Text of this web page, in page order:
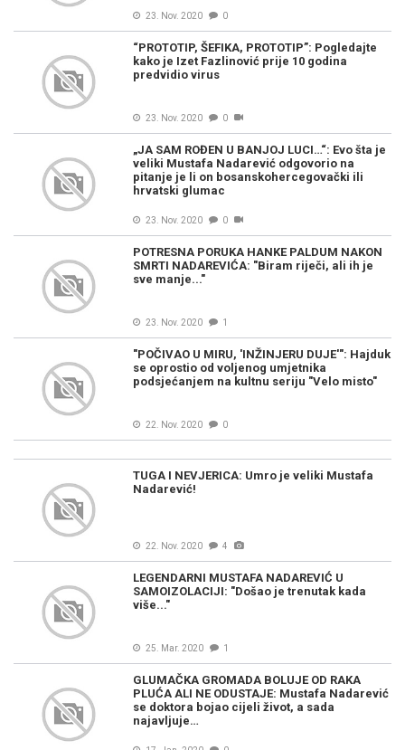
23. Nov. 2020 0
“PROTOTIP, ŠEFIKA, PROTOTIP”: Pogledajte
kako je Izet Fazlinović prije 10 godina
predvidio virus
23. Nov. 2020 0
„JA SAM ROĐEN U BANJOJ LUCI…“: Evo šta je
veliki Mustafa Nadarević odgovorio na
pitanje je li on bosanskohercegovački ili
hrvatski glumac
23. Nov. 2020 0
POTRESNA PORUKA HANKE PALDUM NAKON
SMRTI NADAREVIĆA: "Biram riječi, ali ih je
sve manje..."
23. Nov. 2020 1
"POČIVAO U MIRU, 'INŽINJERU DUJE'": Hajduk
se oprostio od voljenog umjetnika
podsjećanjem na kultnu seriju "Velo misto"
22. Nov. 2020 0
TUGA I NEVJERICA: Umro je veliki Mustafa
Nadarević!
22. Nov. 2020 4
LEGENDARNI MUSTAFA NADAREVIĆ U
SAMOIZOLACIJI: "Došao je trenutak kada
više..."
25. Mar. 2020 1
GLUMAČKA GROMADA BOLUJE OD RAKA
PLUĆA ALI NE ODUSTAJE: Mustafa Nadarević
se doktora bojao cijeli život, a sada
najavljuje…